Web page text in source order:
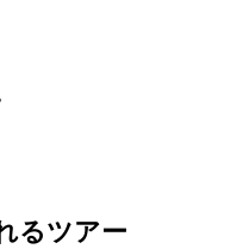
るツアー